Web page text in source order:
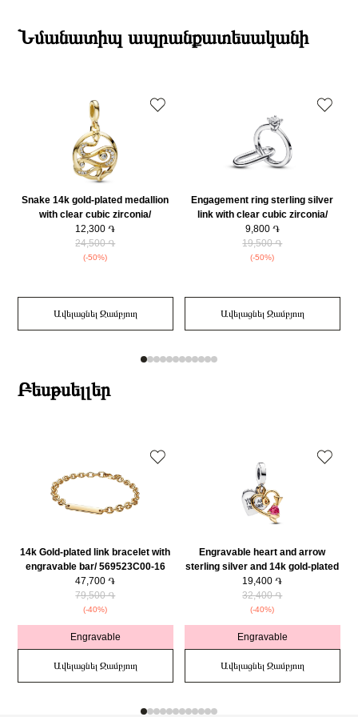
Նյութի գույնը
Արծաթագույն
Կախվող Չարմ
ընթացքում։
Դեպի մարզեր առաքումներն իրականացվում են 3-4 աշխատանքային
Նմանատիպ ապրանքատեսականի
Snake 14k gold-plated medallion
with clear cubic zirconia/
762301C01
12,300 ֏
24,500 ֏
(-50%)
Ավելացնել Զամբյուղ
Engagement ring sterling silver
link with clear cubic zirconia/
792525C01
9,800 ֏
19,500 ֏
(-50%)
Ավելացնել Զամբյուղ
Բեսթսելլեր
14k Gold-plated link bracelet with
engravable bar/ 569523C00-16
47,700 ֏
79,500 ֏
(-40%)
Engravable
Ավելացնել Զամբյուղ
Engravable heart and arrow
sterling silver and 14k gold-plated
double dangle with red cubic
zirconia/ 763622C01
19,400 ֏
32,400 ֏
(-40%)
Engravable
Ավելացնել Զամբյուղ